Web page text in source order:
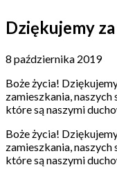
Dziękujemy
8 października 2019
Boże życia!
zamieszkania, naszych
które są naszymi
Boże życia!
zamieszkania, naszych
które są naszymi